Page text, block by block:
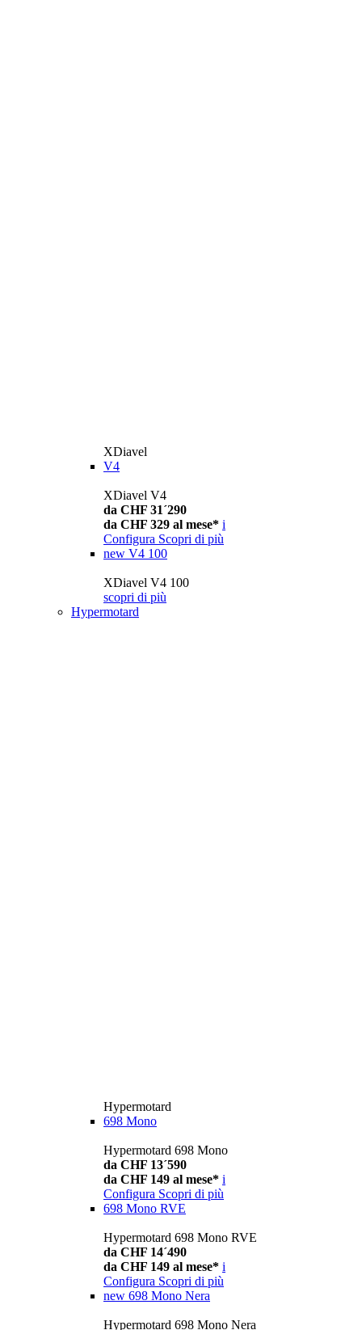
XDiavel
V4
XDiavel V4
da CHF 31´290
da CHF 329 al mese* i
Configura Scopri di più
new V4 100
XDiavel V4 100
scopri di più
Hypermotard
Hypermotard
698 Mono
Hypermotard 698 Mono
da CHF 13´590
da CHF 149 al mese* i
Configura Scopri di più
698 Mono RVE
Hypermotard 698 Mono RVE
da CHF 14´490
da CHF 149 al mese* i
Configura Scopri di più
new 698 Mono Nera
Hypermotard 698 Mono Nera